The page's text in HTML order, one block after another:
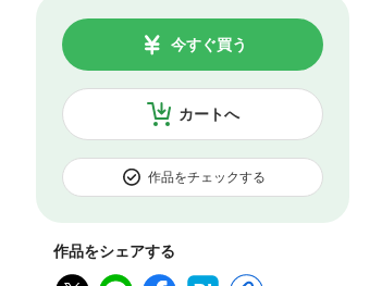
カートへ
今すぐ買う
作品をチェックする
作品をシェアする